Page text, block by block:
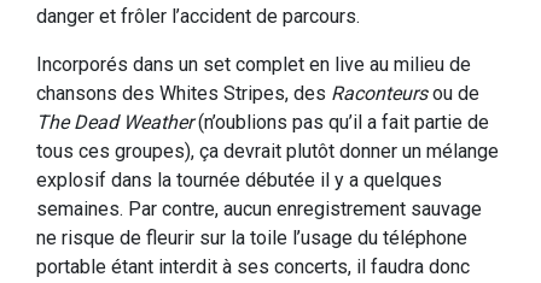
danger et frôler l’accident de parcours.
Incorporés dans un set complet en live au milieu de
chansons des Whites Stripes, des Raconteursou de
The Dead Weather(n’oublions pas qu’il a fait partie de
tous ces groupes), ça devrait plutôt donner un mélange
explosif dans la tournée débutée il y a quelques
semaines. Par contre, aucun enregistrement sauvage
ne risque de fleurir sur la toile l’usage du téléphone
portable étant interdit à ses concerts, il faudra donc